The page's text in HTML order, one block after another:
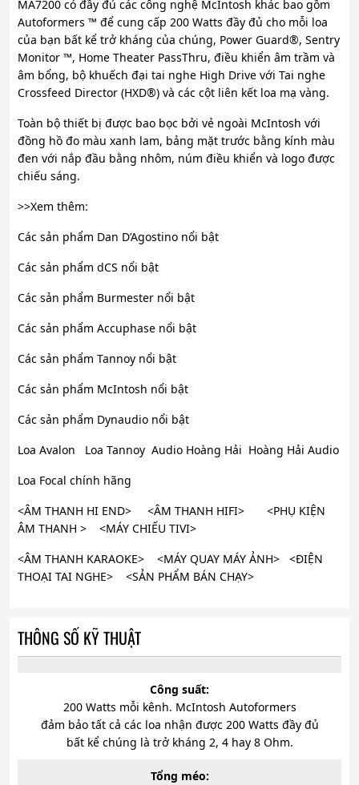
MA7200 có đầy đủ các công nghệ McIntosh khác bao gồm
Autoformers ™ để cung cấp 200 Watts đầy đủ cho mỗi loa
của bạn bất kể trở kháng của chúng, Power Guard®, Sentry
Monitor ™, Home Theater PassThru, điều khiển âm trầm và
âm bổng, bộ khuếch đại tai nghe High Drive với Tai nghe
Crossfeed Director (HXD®) và các cột liên kết loa mạ vàng.
Toàn bộ thiết bị được bao bọc bởi vẻ ngoài McIntosh với
đồng hồ đo màu xanh lam, bảng mặt trước bằng kính màu
đen với nắp đầu bằng nhôm, núm điều khiển và logo được
chiếu sáng.
>>Xem thêm:
Các sản phẩm Dan D’Agostino nổi bật
Các sản phẩm dCS nổi bật
Các sản phẩm Burmester nổi bật
Các sản phẩm Accuphase nổi bật
Các sản phẩm Tannoy nổi bật
Các sản phẩm McIntosh nổi bật
Các sản phẩm Dynaudio nổi bật
Loa Avalon Loa Tannoy Audio Hoàng Hải Hoàng Hải Audio
Loa Focal chính hãng
<ÂM THANH HI END> <ÂM THANH HIFI> <PHỤ KIỆN
ÂM THANH > <MÁY CHIẾU TIVI>
<ÂM THANH KARAOKE> <MÁY QUAY MÁY ẢNH> <ĐIỆN
THOẠI TAI NGHE> <SẢN PHẨM BÁN CHẠY>
THÔNG SỐ KỸ THUẬT
Công suất:
200 Watts mỗi kênh. McIntosh Autoformers
đảm bảo tất cả các loa nhận được 200 Watts đầy đủ
bất kể chúng là trở kháng 2, 4 hay 8 Ohm.
Tổng méo: